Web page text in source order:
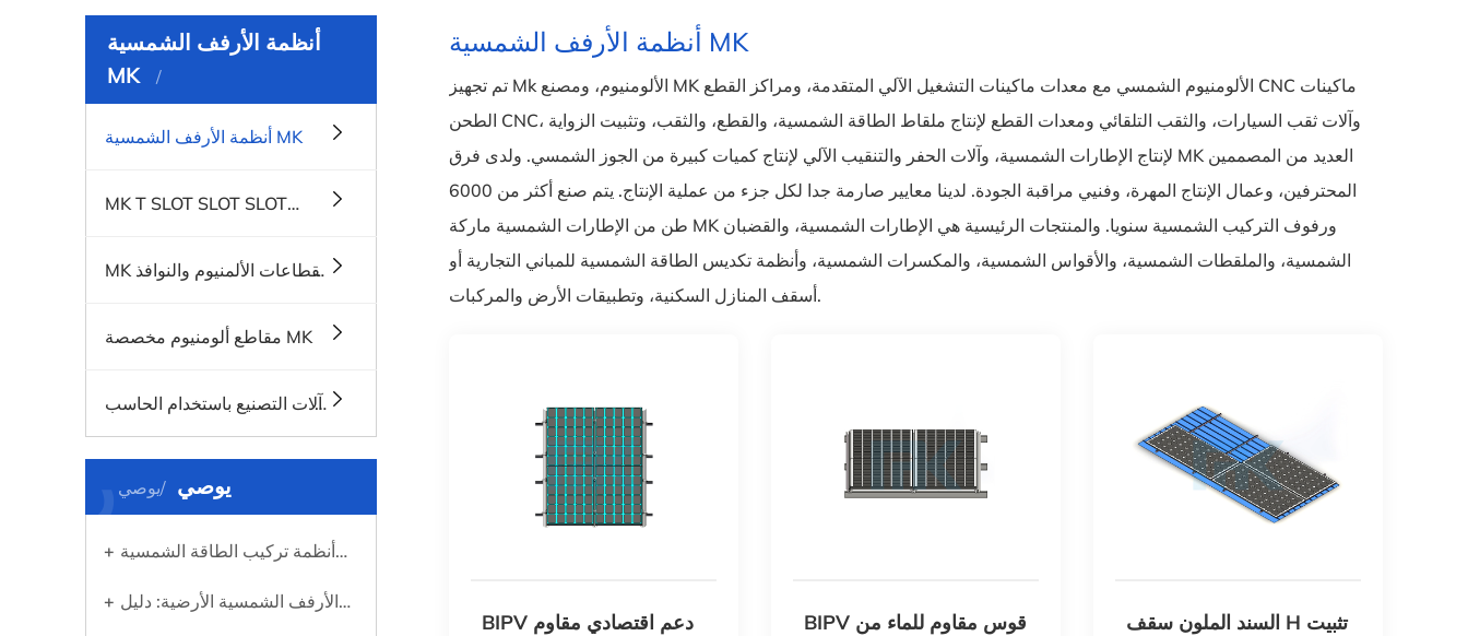
أنظمة الأرفف الشمسية
MK
أنظمة الأرفف الشمسية MK
MK T SLOT SLOT SLOT
MK لقطاعات الألمنيوم والنوافذ
مقاطع ألومنيوم مخصصة MK
آلات التصنيع باستخدام الحاسب
الآلي MK
يوصي يوصي ر
أنظمة تركيب الطاقة الشمسية
معرفته قبل استخدام الطاقة
الأرفف الشمسية الأرضية: دليل
أنظمة الأرفف الشمسية MK
تم تجهيز Mk الألومنيوم، ومصنع MK الألومنيوم الشمسي مع معدات ماكينات التشغيل الآلي المتقدمة، ومراكز القطع CNC ماكينات
الطحن CNC، وآلات ثقب السيارات، والثقب التلقائي ومعدات القطع لإنتاج ملقاط الطاقة الشمسية، والقطع، والثقب، وتثبيت الزواية
لإنتاج الإطارات الشمسية، وآلات الحفر والتنقيب الآلي لإنتاج كميات كبيرة من الجوز الشمسي. ولدى فرق MK العديد من المصممين
المحترفين، وعمال الإنتاج المهرة، وفنيي مراقبة الجودة. لدينا معايير صارمة جدا لكل جزء من عملية الإنتاج. يتم صنع أكثر من 6000
طن من الإطارات الشمسية ماركة MK ورفوف التركيب الشمسية سنويا. والمنتجات الرئيسية هي الإطارات الشمسية، والقضبان
الشمسية، والملقطات الشمسية، والأقواس الشمسية، والمكسرات الشمسية، وأنظمة تكديس الطاقة الشمسية للمباني التجارية أو
أسقف المنازل السكنية، وتطبيقات الأرض والمركبات.
BIPV دعم اقتصادي مقاوم
BIPV قوس مقاوم للماء من
السند الملون سقف H تثبيت